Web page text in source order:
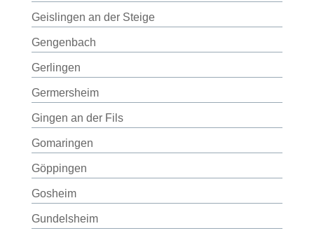
Geislingen an der Steige
Gengenbach
Gerlingen
Germersheim
Gingen an der Fils
Gomaringen
Göppingen
Gosheim
Gundelsheim